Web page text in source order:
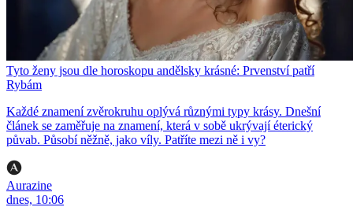
Tyto ženy jsou dle horoskopu andělsky krásné: Prvenství patří
Rybám
Každé znamení zvěrokruhu oplývá různými typy krásy. Dnešní
článek se zaměřuje na znamení, která v sobě ukrývají éterický
půvab. Působí něžně, jako víly. Patříte mezi ně i vy?
Aurazine
dnes, 10:06